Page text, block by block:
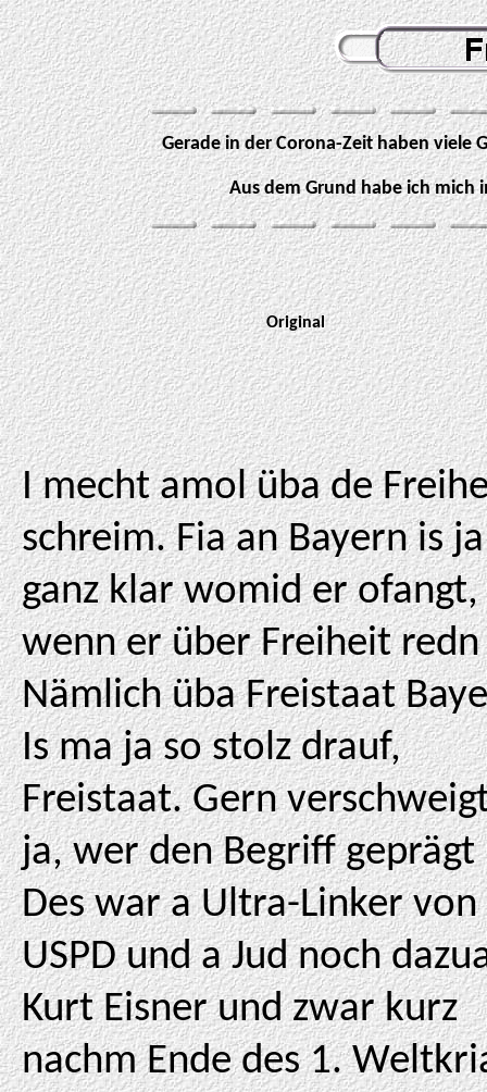
Gerade in der Corona-Zeit haben
Aus dem Grund habe ich mich
Original
I mecht amol üba de
schreim. Fia an Bayern is ja
ganz klar womid er ofangt,
wenn er über Freiheit
Nämlich üba Freistaat
Is ma ja so stolz drauf,
Freistaat. Gern
ja, wer den Begriff geprägt
Des war a Ultra-Linker
USPD und a Jud noch
Kurt Eisner und zwar kurz
nachm Ende des 1.